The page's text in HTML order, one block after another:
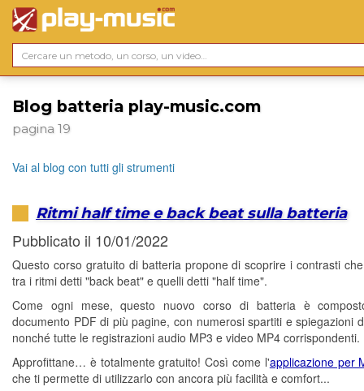
Blog batteria play-music.com
pagina 19
Vai al blog con tutti gli strumenti
Ritmi half time e back beat sulla batteria
Pubblicato il 10/01/2022
Questo corso gratuito di batteria propone di scoprire i contrasti
tra i ritmi detti "back beat" e quelli detti "half time".
Come ogni mese, questo nuovo corso di batteria è
documento PDF di più pagine, con numerosi spartiti e spiegazioni
nonché tutte le registrazioni audio MP3 e video MP4 corrispondenti.
Approfittane… è totalmente gratuito! Così come l'applicazione per
che ti permette di utilizzarlo con ancora più facilità e comfort...